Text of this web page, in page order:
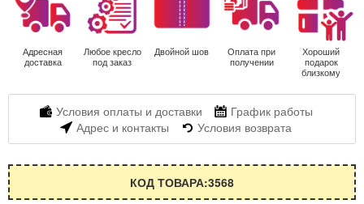
Адресная
доставка
Любое кресло
под заказ
Двойной шов
Оплата при
получении
Хороший
подарок
близкому
Условия оплаты и доставки
График работы
Адрес и контакты
Условия возврата
КОД ТОВАРА:3568